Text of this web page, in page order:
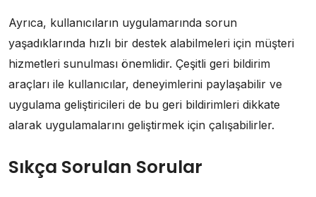
Ayrıca, kullanıcıların uygulamarında sorun
yaşadıklarında hızlı bir destek alabilmeleri için müşteri
hizmetleri sunulması önemlidir. Çeşitli geri bildirim
araçları ile kullanıcılar, deneyimlerini paylaşabilir ve
uygulama geliştiricileri de bu geri bildirimleri dikkate
alarak uygulamalarını geliştirmek için çalışabilirler.
Sıkça Sorulan Sorular